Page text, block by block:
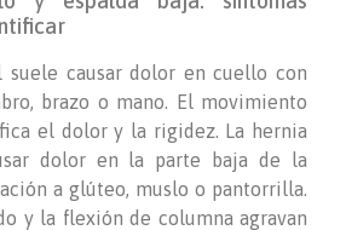
suele causar dolor en cuello con
brazo o mano. El movimiento
el dolor y la rigidez. La hernia
dolor en la parte baja de la
a glúteo, muslo o pantorrilla.
y la flexión de columna agravan